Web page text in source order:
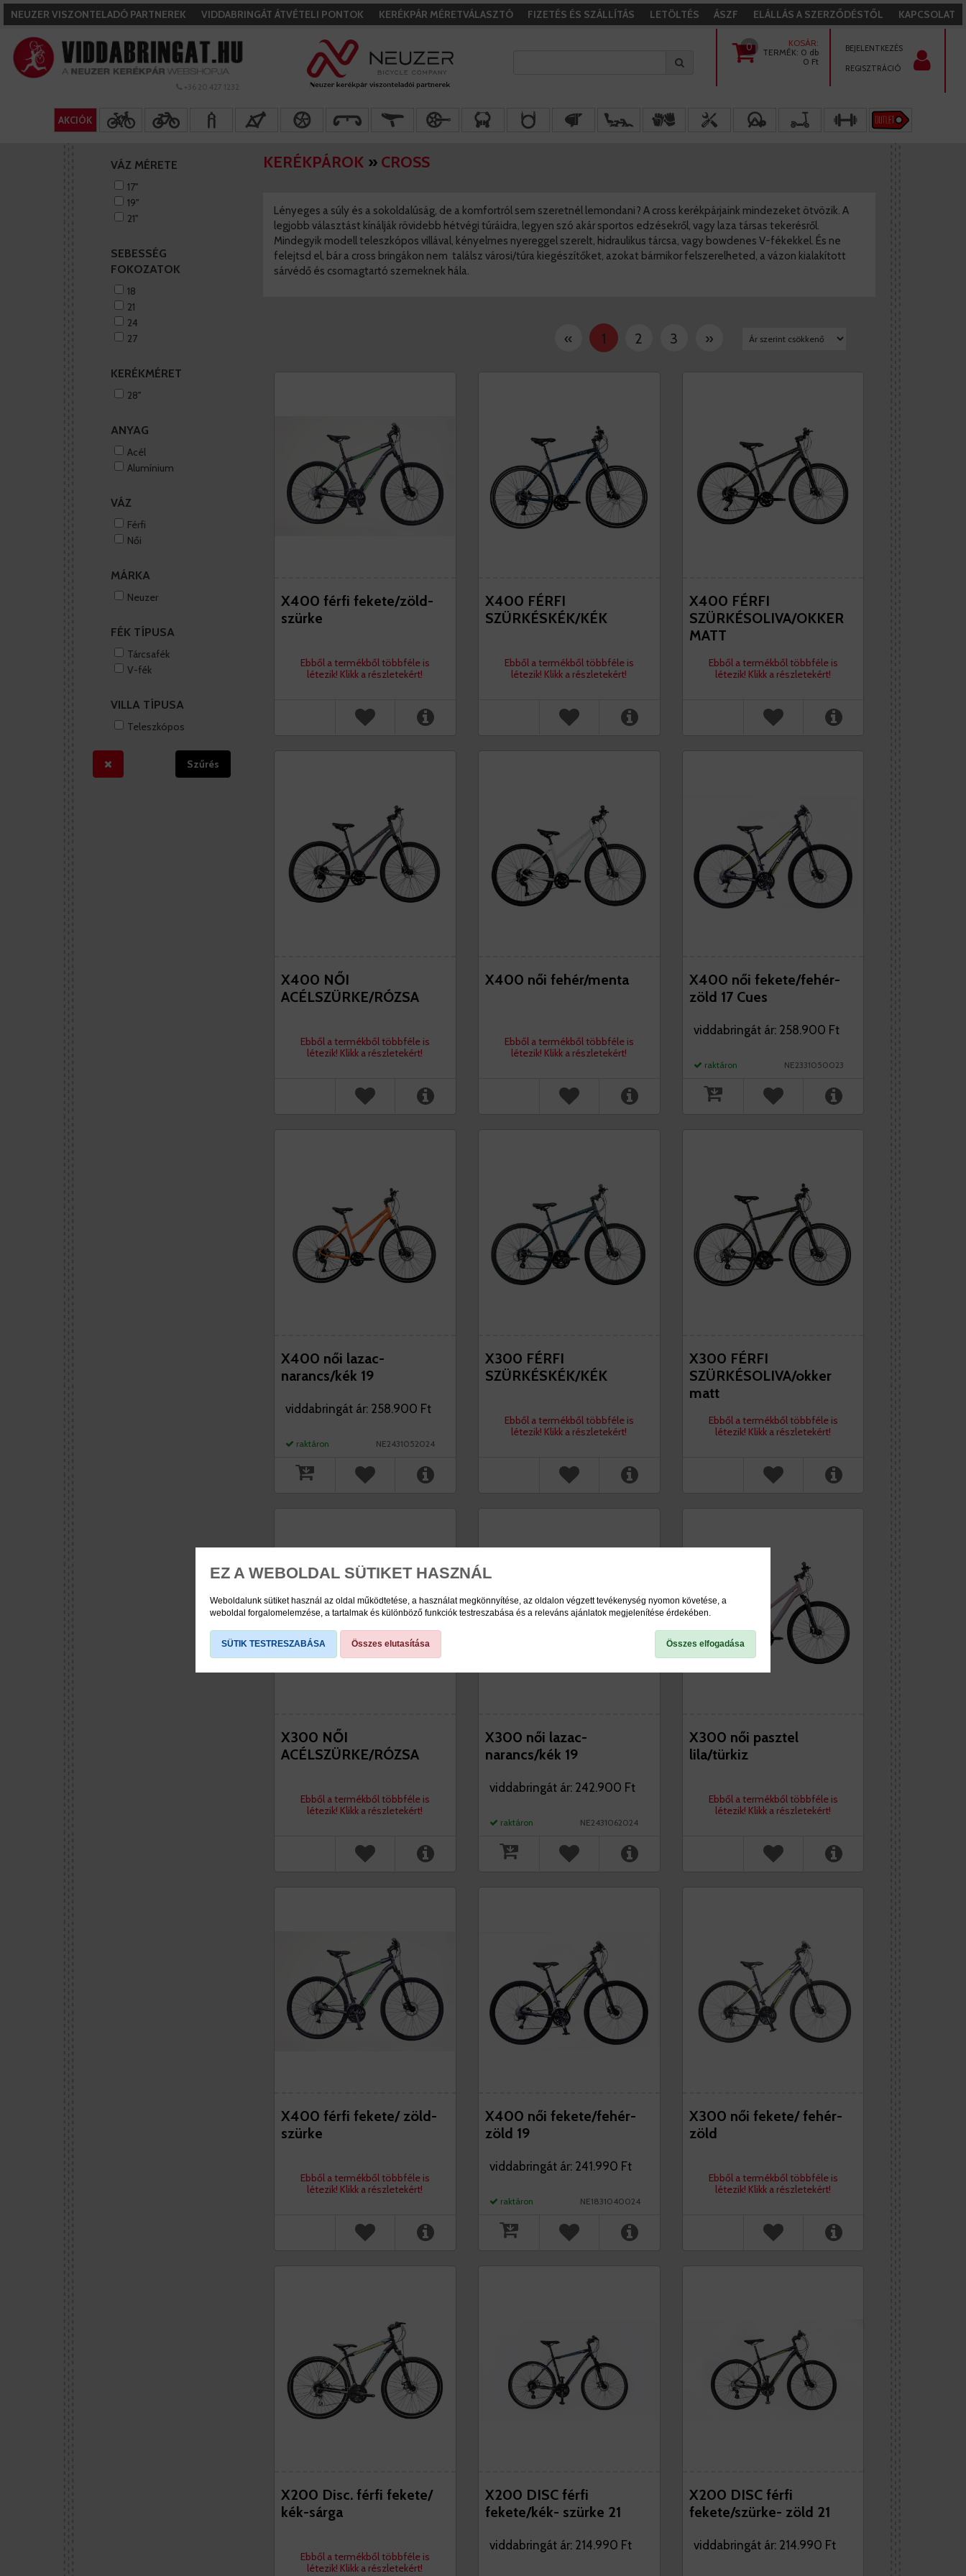
EZ A WEBOLDAL SÜTIKET HASZNÁL
Weboldalunk sütiket használ az oldal működtetése, a használat megkönnyítése, az oldalon végzett tevékenység nyomon követése, a
weboldal forgalomelemzése, a tartalmak és különböző funkciók testreszabása és a releváns ajánlatok megjelenítése érdekében.
SÜTIK TESTRESZABÁSA Összes elutasítása Összes elfogadása
NEUZER VISZONTELADÓ PARTNEREK VIDDABRINGÁT ÁTVÉTELI PONTOK KERÉKPÁR MÉRETVÁLASZTÓ FIZETÉS ÉS SZÁLLÍTÁS LETÖLTÉS ÁSZF ELÁLLÁS A SZERZŐDÉSTŐL KAPCSOLAT
+36 20 427 1232
0
KOSÁR:
TERMÉK: 0 db
0 Ft
BEJELENTKEZÉS
REGISZTRÁCIÓ
AKCIÓK
VÁZ MÉRETE
17''
19''
21''
SEBESSÉG
FOKOZATOK
18
21
24
27
KERÉKMÉRET
28''
ANYAG
Acél
Alumínium
VÁZ
Férfi
Női
MÁRKA
Neuzer
FÉK TÍPUSA
Tárcsafék
V-fék
VILLA TÍPUSA
Teleszkópos
Szűrés
KERÉKPÁROK » CROSS
Lényeges a súly és a sokoldalúság, de a komfortról sem szeretnél lemondani? A cross kerékpárjaink mindezeket ötvözik. A
legjobb választást kínálják rövidebb hétvégi túráidra, legyen szó akár sportos edzésekről, vagy laza társas tekerésről.
Mindegyik modell teleszkópos villával, kényelmes nyereggel szerelt, hidraulikus tárcsa, vagy bowdenes V-fékekkel. És ne
felejtsd el, bár a cross bringákon nem találsz városi/túra kiegészítőket, azokat bármikor felszerelheted, a vázon kialakított
sárvédő és csomagtartó szemeknek hála.
« 1 2 3 »
X400 férfi fekete/zöld-
szürke
Ebből a termékből többféle is
létezik! Klikk a részletekért!
X400 FÉRFI
SZÜRKÉSKÉK/KÉK
Ebből a termékből többféle is
létezik! Klikk a részletekért!
X400 FÉRFI
SZÜRKÉSOLIVA/OKKER
MATT
Ebből a termékből többféle is
létezik! Klikk a részletekért!
X400 NŐI
ACÉLSZÜRKE/RÓZSA
Ebből a termékből többféle is
létezik! Klikk a részletekért!
X400 női fehér/menta
Ebből a termékből többféle is
létezik! Klikk a részletekért!
X400 női fekete/fehér-
zöld 17 Cues
viddabringát ár: 258.900 Ft
raktáron NE2331050023
X400 női lazac-
narancs/kék 19
viddabringát ár: 258.900 Ft
raktáron NE2431052024
X300 FÉRFI
SZÜRKÉSKÉK/KÉK
Ebből a termékből többféle is
létezik! Klikk a részletekért!
X300 FÉRFI
SZÜRKÉSOLIVA/okker
matt
Ebből a termékből többféle is
létezik! Klikk a részletekért!
X300 NŐI
ACÉLSZÜRKE/RÓZSA
Ebből a termékből többféle is
létezik! Klikk a részletekért!
X300 női lazac-
narancs/kék 19
viddabringát ár: 242.900 Ft
raktáron NE2431062024
X300 női pasztel
lila/türkiz
Ebből a termékből többféle is
létezik! Klikk a részletekért!
X400 férfi fekete/ zöld-
szürke
Ebből a termékből többféle is
létezik! Klikk a részletekért!
X400 női fekete/fehér-
zöld 19
viddabringát ár: 241.990 Ft
raktáron NE1831040024
X300 női fekete/ fehér-
zöld
Ebből a termékből többféle is
létezik! Klikk a részletekért!
X200 Disc. férfi fekete/
kék-sárga
Ebből a termékből többféle is
létezik! Klikk a részletekért!
X200 DISC férfi
fekete/kék- szürke 21
viddabringát ár: 214.990 Ft
X200 DISC férfi
fekete/szürke- zöld 21
viddabringát ár: 214.990 Ft